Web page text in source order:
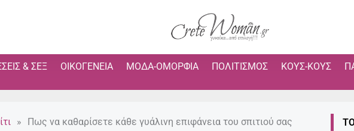
& ΣΕΞ ΟΙΚΟΓΈΝΕΙΑ ΜΌΔΑ-ΟΜΟΡΦΙΆ ΠΟΛΙΤΙΣΜΌΣ ΚΟΥΣ-ΚΟΥΣ
» Πως να καθαρίσετε κάθε γυάλινη επιφάνεια του σπιτιού σας